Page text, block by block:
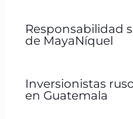
Responsabilidad
de MayaNíquel
Inversionistas
en Guatemala